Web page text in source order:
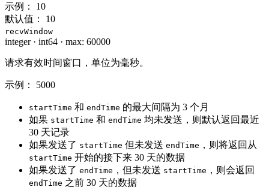
示例：
10
默认值：
10
recvWindow
integer· int64 · max: 60000
请求有效时间窗口，单位为毫秒。
示例： 5000
startTime 和 endTime 的最大间隔为 3 个月
如果 startTime 和 endTime 均未发送，则默认返回最近
30 天记录
如果发送了 startTime 但未发送 endTime ，则将返回从
startTime 开始的接下来 30 天的数据
如果发送了 endTime ，但未发送 startTime ，则会返回
endTime 之前 30 天的数据